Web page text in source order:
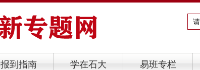
报到指南 学在石大 易班专栏